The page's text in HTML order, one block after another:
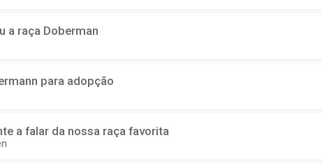
a raça Doberman
para adopção
a falar da nossa raça favorita